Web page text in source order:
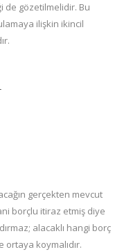
de gözetilmelidir. Bu
ilişkin ikincil
gerçekten mevcut
borçlu itiraz etmiş diye
alacaklı hangi borç
koymalıdır.